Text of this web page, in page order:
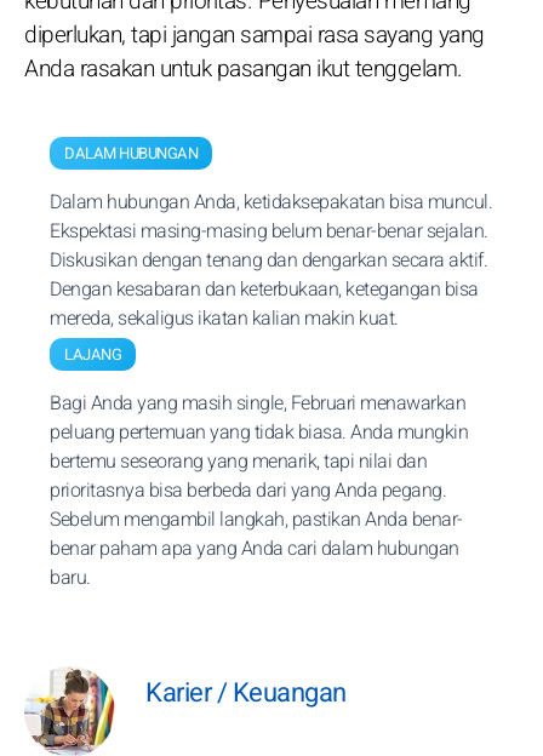
diperlukan, tapi jangan sampai rasa sayang yang
Anda rasakan untuk pasangan ikut tenggelam.
DALAM HUBUNGAN
Dalam hubungan Anda, ketidaksepakatan bisa muncul.
Ekspektasi masing-masing belum benar-benar sejalan.
Diskusikan dengan tenang dan dengarkan secara aktif.
Dengan kesabaran dan keterbukaan, ketegangan bisa
mereda, sekaligus ikatan kalian makin kuat.
LAJANG
Bagi Anda yang masih single, Februari menawarkan
peluang pertemuan yang tidak biasa. Anda mungkin
bertemu seseorang yang menarik, tapi nilai dan
prioritasnya bisa berbeda dari yang Anda pegang.
Sebelum mengambil langkah, pastikan Anda benar-
benar paham apa yang Anda cari dalam hubungan
baru.
Karier / Keuangan